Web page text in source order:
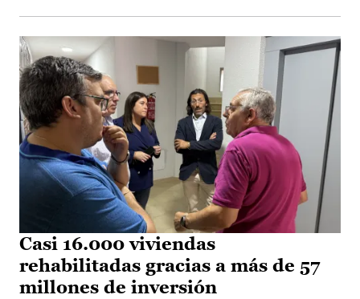
Casi 16.000 viviendas
rehabilitadas gracias a más de 57
millones de inversión